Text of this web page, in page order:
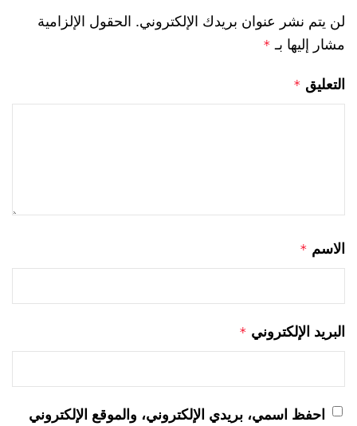
لن يتم نشر عنوان بريدك الإلكتروني. الحقول الإلزامية
مشار إليها بـ *
التعليق *
الاسم *
البريد الإلكتروني *
احفظ اسمي، بريدي الإلكتروني، والموقع الإلكتروني